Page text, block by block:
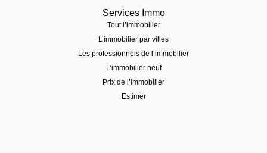
Services Immo
Tout l’immobilier
L’immobilier par villes
Les professionnels de l’immobilier
L’immobilier neuf
Prix de l’immobilier
Estimer